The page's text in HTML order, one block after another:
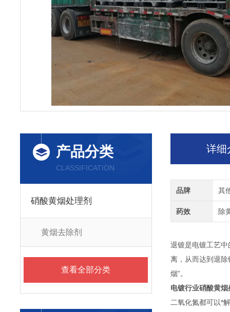
产品分类
CLASSIFICATION
硝酸黄烟处理剂
黄烟去除剂
查看全部分类
详细
品牌 其
药效 除
退镀是电镀工艺
离，从而达到退
烟”。
电镀行业硝酸黄
二氧化氮都可以*